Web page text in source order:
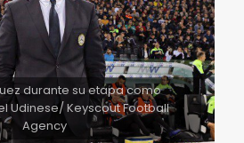
durante su etapa como
Udinese/ Keyscout Football
Agency